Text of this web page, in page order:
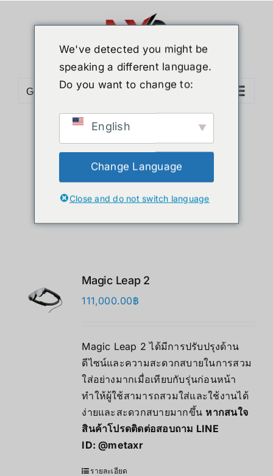
Go to...
Sort byDate
Show36 Products
Magic Leap 2
111,000.00฿
Magic Leap 2 ได้มีการปรับปรุงด้าน
ดีไซน์และความสะดวกสบายในการสวม
ใส่อย่างมากเมื่อเทียบกับรุ่นก่อนหน้า
ทำให้ผู้ใช้สามารถสวมใส่และใช้งานได้
ง่ายและสะดวกสบายมากขึ้น หากสนใจ
สินค้าโปรดติดต่อสอบถาม LINE
ID:@metaxr
รายละเอียด
We've detected you might be
speaking a different language.
Do you want to change to:
English
Change Language
Close and do not switch language